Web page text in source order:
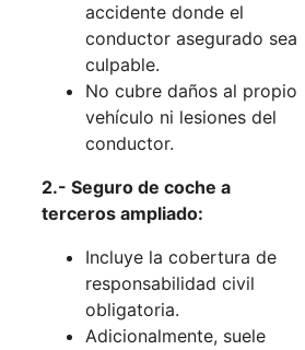
accidente donde el
conductor asegurado sea
culpable.
No cubre daños al propio
vehículo ni lesiones del
conductor.
2.- Seguro de coche a
terceros ampliado:
Incluye la cobertura de
responsabilidad civil
obligatoria.
Adicionalmente, suele